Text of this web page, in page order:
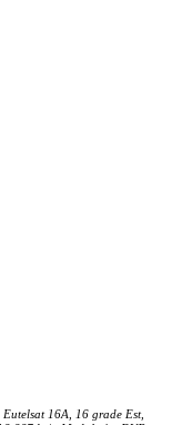
Eutelsat 16A, 16 grade Est,